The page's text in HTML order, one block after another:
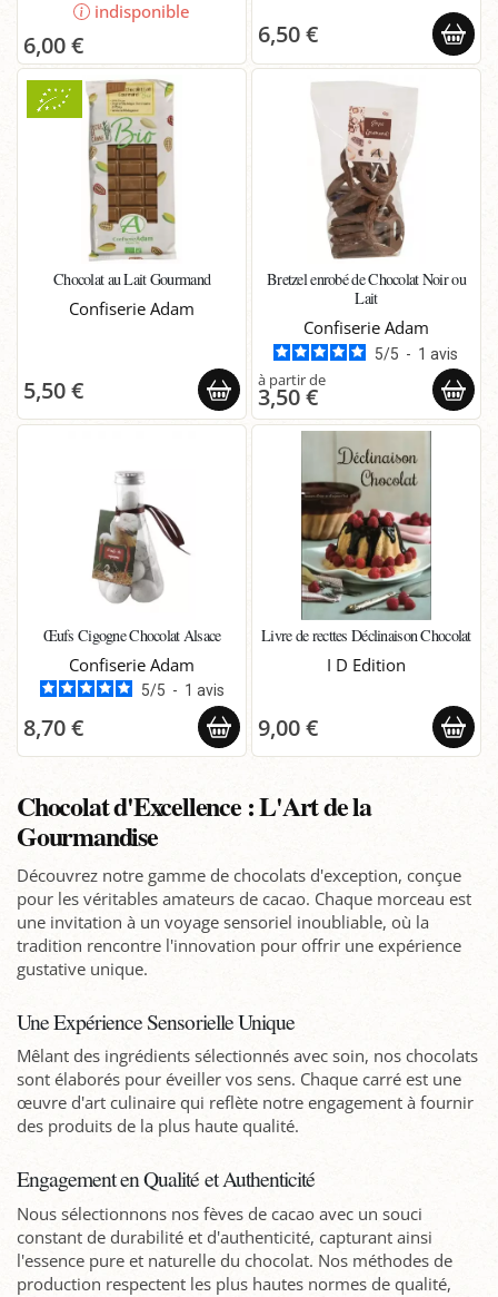
indisponible
6,00 € 6,50 €
Chocolat au Lait Gourmand
Confiserie Adam
5,50 €
Bretzel enrobé de Chocolat Noir ou
Lait
Confiserie Adam
5/5 - 1avis
3,50 €
Œufs Cigogne Chocolat Alsace
Confiserie Adam
5/5 - 1 avis
8,70 €
Livre de recttes Déclinaison Chocolat
I D Edition
9,00 €
Chocolat d'Excellence : L'Art de la
Gourmandise
Découvrez notre gamme de chocolats d'exception, conçue
pour les véritables amateurs de cacao. Chaque morceau est
une invitation à un voyage sensoriel inoubliable, où la
tradition rencontre l'innovation pour offrir une expérience
gustative unique.
Une Expérience Sensorielle Unique
Mêlant des ingrédients sélectionnés avec soin, nos chocolats
sont élaborés pour éveiller vos sens. Chaque carré est une
œuvre d'art culinaire qui reflète notre engagement à fournir
des produits de la plus haute qualité.
Engagement en Qualité et Authenticité
Nous sélectionnons nos fèves de cacao avec un souci
constant de durabilité et d'authenticité, capturant ainsi
l'essence pure et naturelle du chocolat. Nos méthodes de
production respectent les plus hautes normes de qualité,